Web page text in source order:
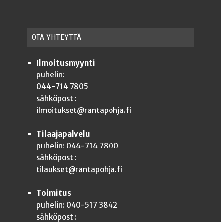
OTA YHTEYT­TÄ
Ilmoitusmyynti
puhelin:
044-714 7805
sähköposti:
ilmoitukset@rantapohja.fi
Tilaajapalvelu
puhelin: 044-714 7800
sähköposti:
tilaukset@rantapohja.fi
Toimitus
puhelin: 040-517 3842
sähköposti: